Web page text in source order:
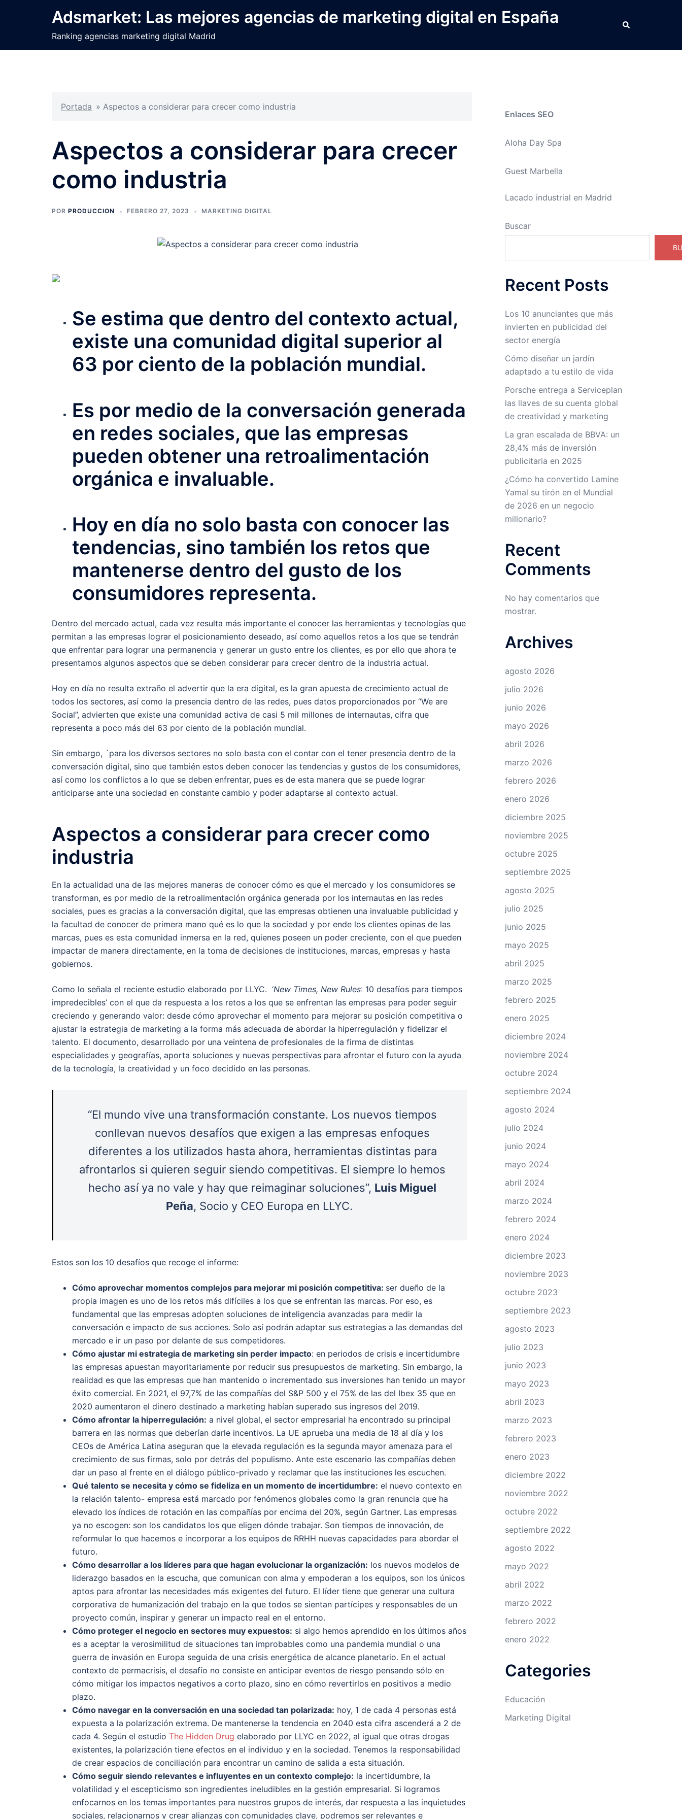
Adsmarket: Las mejores agencias de marketing digital en España
Ranking agencias marketing digital Madrid
Buscar
Portada » Aspectos a considerar para crecer como industria
Aspectos a considerar para crecer
como industria
POR PRODUCCION FEBRERO 27, 2023 MARKETING DIGITAL
Se estima que dentro del contexto actual,
existe una comunidad digital superior al
63 por ciento de la población mundial.
Es por medio de la conversación generada
en redes sociales, que las empresas
pueden obtener una retroalimentación
orgánica e invaluable.
Hoy en día no solo basta con conocer las
tendencias, sino también los retos que
mantenerse dentro del gusto de los
consumidores representa.
Dentro del mercado actual, cada vez resulta más importante el conocer las herramientas y tecnologías que
permitan a las empresas lograr el posicionamiento deseado, así como aquellos retos a los que se tendrán
que enfrentar para lograr una permanencia y generar un gusto entre los clientes, es por ello que ahora te
presentamos algunos aspectos que se deben considerar para crecer dentro de la industria actual.
Hoy en día no resulta extraño el advertir que la era digital, es la gran apuesta de crecimiento actual de
todos los sectores, así como la presencia dentro de las redes, pues datos proporcionados por “We are
Social”, advierten que existe una comunidad activa de casi 5 mil millones de internautas, cifra que
representa a poco más del 63 por ciento de la población mundial.
Sin embargo, ´para los diversos sectores no solo basta con el contar con el tener presencia dentro de la
conversación digital, sino que también estos deben conocer las tendencias y gustos de los consumidores,
así como los conflictos a lo que se deben enfrentar, pues es de esta manera que se puede lograr
anticiparse ante una sociedad en constante cambio y poder adaptarse al contexto actual.
Aspectos a considerar para crecer como
industria
En la actualidad una de las mejores maneras de conocer cómo es que el mercado y los consumidores se
transforman, es por medio de la retroalimentación orgánica generada por los internautas en las redes
sociales, pues es gracias a la conversación digital, que las empresas obtienen una invaluable publicidad y
la facultad de conocer de primera mano qué es lo que la sociedad y por ende los clientes opinas de las
marcas, pues es esta comunidad inmersa en la red, quienes poseen un poder creciente, con el que pueden
impactar de manera directamente, en la toma de decisiones de instituciones, marcas, empresas y hasta
gobiernos.
Como lo señala el reciente estudio elaborado por LLYC. ‘New Times, New Rules: 10 desafíos para tiempos
impredecibles’ con el que da respuesta a los retos a los que se enfrentan las empresas para poder seguir
creciendo y generando valor: desde cómo aprovechar el momento para mejorar su posición competitiva o
ajustar la estrategia de marketing a la forma más adecuada de abordar la hiperregulación y fidelizar el
talento. El documento, desarrollado por una veintena de profesionales de la firma de distintas
especialidades y geografías, aporta soluciones y nuevas perspectivas para afrontar el futuro con la ayuda
de la tecnología, la creatividad y un foco decidido en las personas.
“El mundo vive una transformación constante. Los nuevos tiempos
conllevan nuevos desafíos que exigen a las empresas enfoques
diferentes a los utilizados hasta ahora, herramientas distintas para
afrontarlos si quieren seguir siendo competitivas. El siempre lo hemos
hecho así ya no vale y hay que reimaginar soluciones”, Luis Miguel
Peña, Socio y CEO Europa en LLYC.
Estos son los 10 desafíos que recoge el informe:
Cómo aprovechar momentos complejos para mejorar mi posición competitiva: ser dueño de la
propia imagen es uno de los retos más difíciles a los que se enfrentan las marcas. Por eso, es
fundamental que las empresas adopten soluciones de inteligencia avanzadas para medir la
conversación e impacto de sus acciones. Solo así podrán adaptar sus estrategias a las demandas del
mercado e ir un paso por delante de sus competidores.
Cómo ajustar mi estrategia de marketing sin perder impacto: en periodos de crisis e incertidumbre
las empresas apuestan mayoritariamente por reducir sus presupuestos de marketing. Sin embargo, la
realidad es que las empresas que han mantenido o incrementado sus inversiones han tenido un mayor
éxito comercial. En 2021, el 97,7% de las compañías del S&P 500 y el 75% de las del Ibex 35 que en
2020 aumentaron el dinero destinado a marketing habían superado sus ingresos del 2019.
Cómo afrontar la hiperregulación: a nivel global, el sector empresarial ha encontrado su principal
barrera en las normas que deberían darle incentivos. La UE aprueba una media de 18 al día y los
CEOs de América Latina aseguran que la elevada regulación es la segunda mayor amenaza para el
crecimiento de sus firmas, solo por detrás del populismo. Ante este escenario las compañías deben
dar un paso al frente en el diálogo público-privado y reclamar que las instituciones les escuchen.
Qué talento se necesita y cómo se fideliza en un momento de incertidumbre: el nuevo contexto en
la relación talento- empresa está marcado por fenómenos globales como la gran renuncia que ha
elevado los índices de rotación en las compañías por encima del 20%, según Gartner. Las empresas
ya no escogen: son los candidatos los que eligen dónde trabajar. Son tiempos de innovación, de
reformular lo que hacemos e incorporar a los equipos de RRHH nuevas capacidades para abordar el
futuro.
Cómo desarrollar a los líderes para que hagan evolucionar la organización: los nuevos modelos de
liderazgo basados en la escucha, que comunican con alma y empoderan a los equipos, son los únicos
aptos para afrontar las necesidades más exigentes del futuro. El líder tiene que generar una cultura
corporativa de humanización del trabajo en la que todos se sientan partícipes y responsables de un
proyecto común, inspirar y generar un impacto real en el entorno.
Cómo proteger el negocio en sectores muy expuestos: si algo hemos aprendido en los últimos años
es a aceptar la verosimilitud de situaciones tan improbables como una pandemia mundial o una
guerra de invasión en Europa seguida de una crisis energética de alcance planetario. En el actual
contexto de permacrisis, el desafío no consiste en anticipar eventos de riesgo pensando sólo en
cómo mitigar los impactos negativos a corto plazo, sino en cómo revertirlos en positivos a medio
plazo.
Cómo navegar en la conversación en una sociedad tan polarizada: hoy, 1 de cada 4 personas está
expuesta a la polarización extrema. De mantenerse la tendencia en 2040 esta cifra ascenderá a 2 de
cada 4. Según el estudio The Hidden Drug elaborado por LLYC en 2022, al igual que otras drogas
existentes, la polarización tiene efectos en el individuo y en la sociedad. Tenemos la responsabilidad
de crear espacios de conciliación para encontrar un camino de salida a esta situación.
Cómo seguir siendo relevantes e influyentes en un contexto complejo: la incertidumbre, la
volatilidad y el escepticismo son ingredientes ineludibles en la gestión empresarial. Si logramos
enfocarnos en los temas importantes para nuestros grupos de interés, dar respuesta a las inquietudes
sociales, relacionarnos y crear alianzas con comunidades clave, podremos ser relevantes e
Enlaces SEO
Aloha Day Spa
Guest Marbella
Lacado industrial en Madrid
Buscar
Recent Posts
Los 10 anunciantes que más
invierten en publicidad del
sector energía
Cómo diseñar un jardín
adaptado a tu estilo de vida
Porsche entrega a Serviceplan
las llaves de su cuenta global
de creatividad y marketing
La gran escalada de BBVA: un
28,4% más de inversión
publicitaria en 2025
¿Cómo ha convertido Lamine
Yamal su tirón en el Mundial
de 2026 en un negocio
millonario?
Recent
Comments
No hay comentarios que
mostrar.
Archives
agosto 2026
julio 2026
junio 2026
mayo 2026
abril 2026
marzo 2026
febrero 2026
enero 2026
diciembre 2025
noviembre 2025
octubre 2025
septiembre 2025
agosto 2025
julio 2025
junio 2025
mayo 2025
abril 2025
marzo 2025
febrero 2025
enero 2025
diciembre 2024
noviembre 2024
octubre 2024
septiembre 2024
agosto 2024
julio 2024
junio 2024
mayo 2024
abril 2024
marzo 2024
febrero 2024
enero 2024
diciembre 2023
noviembre 2023
octubre 2023
septiembre 2023
agosto 2023
julio 2023
junio 2023
mayo 2023
abril 2023
marzo 2023
febrero 2023
enero 2023
diciembre 2022
noviembre 2022
octubre 2022
septiembre 2022
agosto 2022
mayo 2022
abril 2022
marzo 2022
febrero 2022
enero 2022
Categories
Educación
Marketing Digital